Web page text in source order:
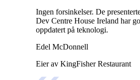
Ingen forsinkelser. De
Dev Centre House Ireland har
oppdatert på teknologi.
Edel McDonnell
Eier av KingFisher Restaurant